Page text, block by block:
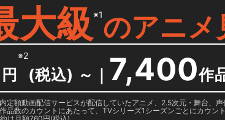
大級 ※1のアニメ
円
※2
(税込) ～ ｜ 7,400作
定額動画配信サービスが配信していたアニメ、2.5次元・舞台、
品数のカウントにあたって、TVシリーズ1シーズンごとにカウント